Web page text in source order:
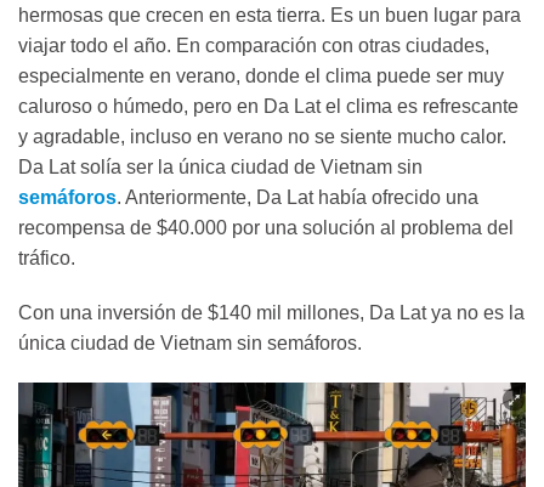
hermosas que crecen en esta tierra. Es un buen lugar para
viajar todo el año. En comparación con otras ciudades,
especialmente en verano, donde el clima puede ser muy
caluroso o húmedo, pero en Da Lat el clima es refrescante
y agradable, incluso en verano no se siente mucho calor.
Da Lat solía ser la única ciudad de Vietnam sin
semáforos. Anteriormente, Da Lat había ofrecido una
recompensa de $40.000 por una solución al problema del
tráfico.
Con una inversión de $140 mil millones, Da Lat ya no es la
única ciudad de Vietnam sin semáforos.